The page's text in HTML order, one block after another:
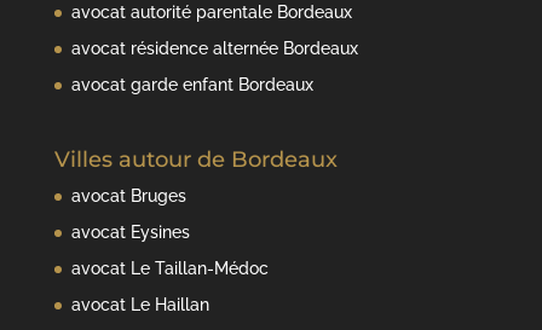
avocat autorité parentale Bordeaux
avocat résidence alternée Bordeaux
avocat garde enfant Bordeaux
Villes autour de Bordeaux
avocat Bruges
avocat Eysines
avocat Le Taillan-Médoc
avocat Le Haillan